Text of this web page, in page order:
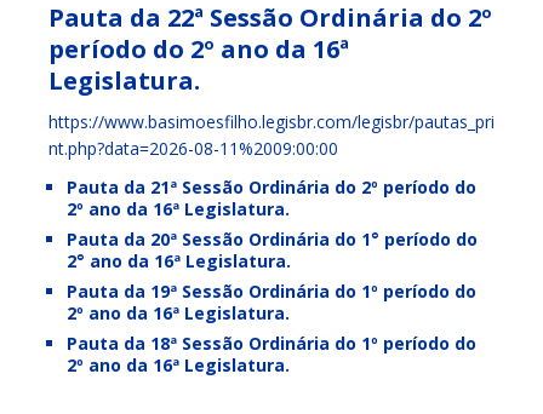
Pauta da 22ª Sessão Ordinária do 2º
período do 2º ano da 16ª
Legislatura.
https://www.basimoesfilho.legisbr.com/legisbr/pautas_pri
nt.php?data=2026-08-11%2009:00:00
Pauta da 21ª Sessão Ordinária do 2º período do
2º ano da 16ª Legislatura.
Pauta da 20ª Sessão Ordinária do 1° período do
2° ano da 16ª Legislatura.
Pauta da 19ª Sessão Ordinária do 1º período do
2º ano da 16ª Legislatura.
Pauta da 18ª Sessão Ordinária do 1º período do
2º ano da 16ª Legislatura.